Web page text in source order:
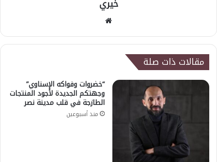
خيري
مقالات ذات صلة
“خضروات وفواكه الإسناوي”
وجهتكم الجديدة لأجود المنتجات
الطازجة في قلب مدينة نصر
منذ أسبوعين